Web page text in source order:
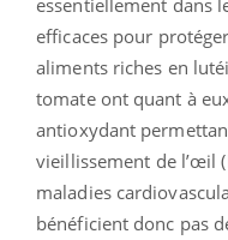
efficaces pour
aliments riches en
tomate ont quant à
antioxydant
vieillissement de l’œil
maladies
bénéficient donc pas